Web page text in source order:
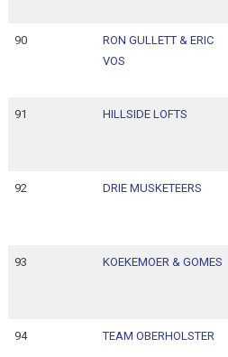
90
RON GULLETT & ERIC
VOS
91 HILLSIDE LOFTS
92 DRIE MUSKETEERS
93 KOEKEMOER & GOMES
94 TEAM OBERHOLSTER